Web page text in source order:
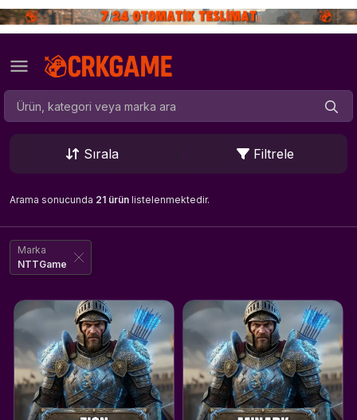
Sırala Filtrele
Arama sonucunda 21 ürün listelenmektedir.
Marka
NTTGame